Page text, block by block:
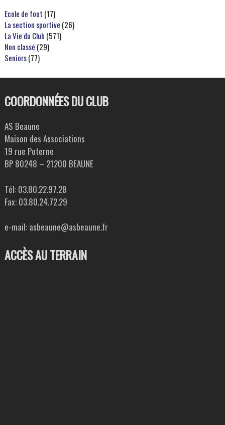
Ecole de foot (17)
La section sportive (26)
La Vie du Club (571)
Non classé (29)
Seniors(77)
COORDONNÉES DU CLUB
AS Beaune
Maison des Associations
19 rue Poterne
BP 80248 – 21200 BEAUNE
Tél: 03.80.22.97.28
Fax: 03.80.24.72.29
e-mail: asbeaune@asbeaune.fr
ACCÈS AU TERRAIN